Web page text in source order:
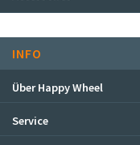
INFO
Über Happy Wheel
Service